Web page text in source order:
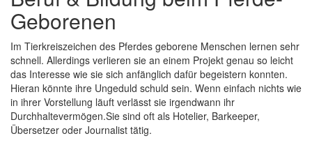
Geborenen
Im Tierkreiszeichen des Pferdes geborene Menschen lernen sehr
schnell. Allerdings verlieren sie an einem Projekt genau so leicht
das Interesse wie sie sich anfänglich dafür begeistern konnten.
Hieran könnte ihre Ungeduld schuld sein. Wenn einfach nichts wie
in ihrer Vorstellung läuft verlässt sie irgendwann ihr
Durchhaltevermögen.Sie sind oft als Hotelier, Barkeeper,
Übersetzer oder Journalist tätig.